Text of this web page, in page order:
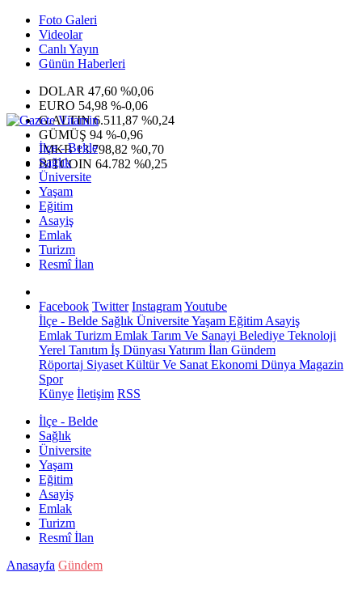
Foto Galeri
Videolar
Canlı Yayın
Günün Haberleri
DOLAR 47,60 %0,06
EURO 54,98 %-0,06
G.ALTIN6.511,87 %0,24
GÜMÜŞ 94 %-0,96
IMKB13.798,82 %0,70
BITCOIN 64.782 %0,25
İlçe - Belde
Sağlık
Üniversite
Yaşam
Eğitim
Asayiş
Emlak
Turizm
Resmî İlan
Facebook Twitter InstagramYoutube
İlçe - Belde Sağlık ÜniversiteYaşam Eğitim Asayiş
Emlak Turizm Emlak Tarım Ve Sanayi Belediye Teknoloji
Yerel Tanıtım İş Dünyası Yatırım İlan Gündem
Röportaj Siyaset Kültür Ve Sanat Ekonomi Dünya Magazin
Spor
Künye İletişim RSS
İlçe - Belde
Sağlık
Üniversite
Yaşam
Eğitim
Asayiş
Emlak
Turizm
Resmî İlan
Anasayfa Gündem